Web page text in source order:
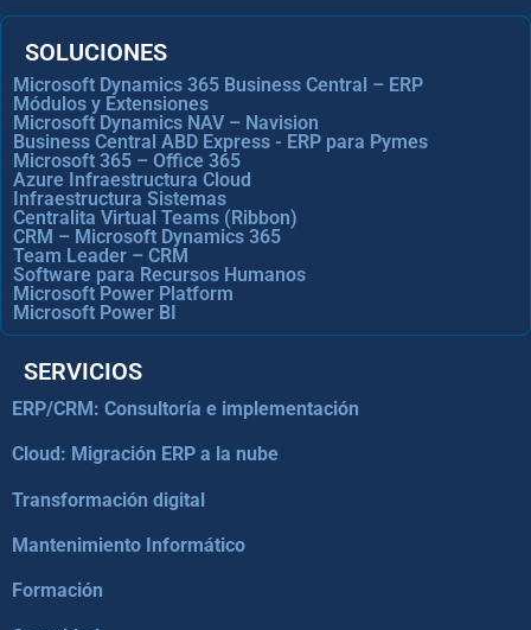
SOLUCIONES
Microsoft Dynamics 365 Business Central – ERP
Módulos y Extensiones
Microsoft Dynamics NAV – Navision
Business Central ABD Express - ERP para Pymes
Microsoft 365 – Office 365
Azure Infraestructura Cloud
Infraestructura Sistemas
Centralita Virtual Teams (Ribbon)
CRM – Microsoft Dynamics 365
Team Leader – CRM
Software para Recursos Humanos
Microsoft Power Platform
Microsoft Power BI
SERVICIOS
ERP/CRM: Consultoría e implementación
Cloud: Migración ERP a la nube
Transformación digital
Mantenimiento Informático
Formación